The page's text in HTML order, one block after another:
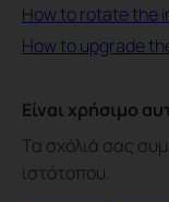
How to rotate the
How to upgrade
Είναι χρήσιμο
Τα σχόλιά σας
ιστότοπου.